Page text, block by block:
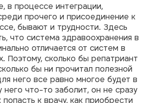
в процессе интеграции,
прочего и присоединение к
бывают и трудности. Здесь
что система здравоохранения в
отличается от систем в
Поэтому, сколько бы репатриант
бы ни прочитал полезной
него все равно многое будет в
него что-то заболит, он не сразу
попасть к врачу, как приобрести